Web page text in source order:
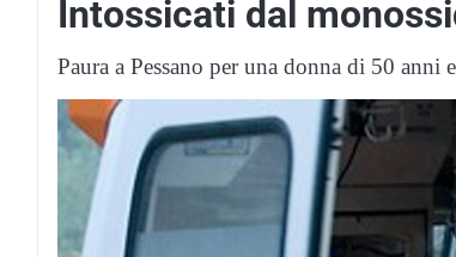
Intossicati dal
Paura a Pessano per una donna di 50 anni